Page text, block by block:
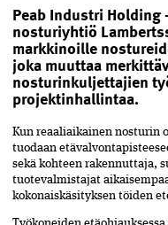
Peab Industri
nosturiyhtiö
markkinoille
joka muuttaa
nosturinkuljettajien
projektinhallintaa.
Kun reaaliaikainen nosturin
tuodaan
sekä kohteen rakennuttaja,
tuotevalmistajat
kokonaiskäsityksen töiden